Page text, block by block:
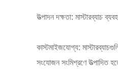
উত্পাদন দক্ষতা: মাস্টারব্যাচ
কাস্টমাইজযোগ্য:
সংযোজন সংমিশ্রণে উত্পাদিত